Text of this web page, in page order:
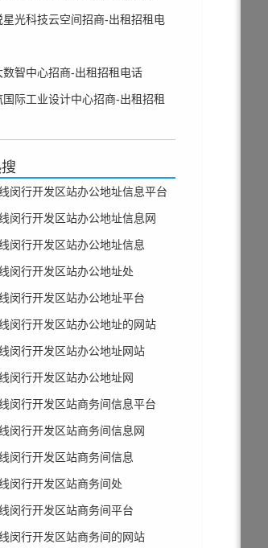
距离 5.19 公里
星光科技云空间招商-出租招租电
数智中心招商-出租招租电话
国际工业设计中心招商-出租招租
闵行开发区站办公地址信息平台
闵行开发区站办公地址信息网
闵行开发区站办公地址信息
闵行开发区站办公地址处
闵行开发区站办公地址平台
闵行开发区站办公地址的网站
闵行开发区站办公地址网站
闵行开发区站办公地址网
闵行开发区站商务间信息平台
闵行开发区站商务间信息网
闵行开发区站商务间信息
闵行开发区站商务间处
闵行开发区站商务间平台
闵行开发区站商务间的网站